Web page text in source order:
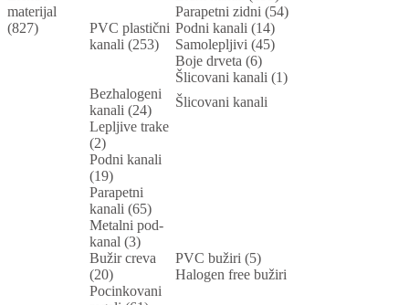
materijal
(827)
PVC plastični
kanali (253)
Parapetni zidni (54)
Podni kanali (14)
Samolepljivi (45)
Boje drveta (6)
Šlicovani kanali (1)
Bezhalogeni
kanali (24)
Šlicovani kanali
Lepljive trake
(2)
Podni kanali
(19)
Parapetni
kanali (65)
Metalni pod-
kanal (3)
Bužir creva
(20)
PVC bužiri (5)
Halogen free bužiri
Pocinkovani